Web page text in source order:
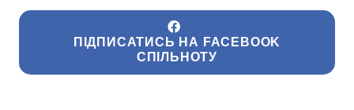
ПІДПИСАТИСЬ НА FACEBOOK
СПІЛЬНОТУ